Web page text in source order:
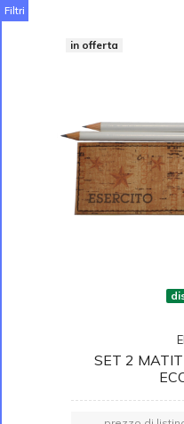
Filtri
in offerta
SET 2